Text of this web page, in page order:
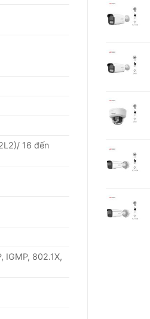
16 đến
IGMP, 802.1X,